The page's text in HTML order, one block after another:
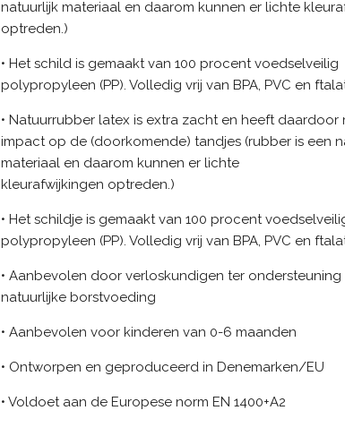
natuurlijk materiaal en daarom kunnen er lichte
optreden.)
• Het schild is gemaakt van 100 procent voedselveilig
polypropyleen (PP). Volledig vrij van BPA, PVC en
• Natuurrubber latex is extra zacht en heeft daardoor
impact op de (doorkomende) tandjes (rubber is een
materiaal en daarom kunnen er lichte
kleurafwijkingen optreden.)
• Het schildje is gemaakt van 100 procent
polypropyleen (PP). Volledig vrij van BPA, PVC en
• Aanbevolen door verloskundigen ter ondersteuning
natuurlijke borstvoeding
• Aanbevolen voor kinderen van 0-6 maanden
• Ontworpen en geproduceerd in Denemarken/EU
• Voldoet aan de Europese norm EN 1400+A2